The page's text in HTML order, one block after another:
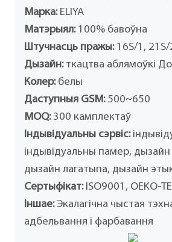
Марка:ELIYA
Матэрыял:100% бавоўна
Штучнасць пражы:16S/1, 21S/
Дызайн:ткацтва аблямоўкі
Колер:белы
Даступныя GSM:500~650
MOQ:300 камплектаў
Індывідуальны сэрвіс:
індывідуальны памер,
дызайн лагатыпа, дызайн
Сертыфікат:ISO9001, OEKO-
Іншае:Экалагічна чыстая
адбельвання і фарбавання